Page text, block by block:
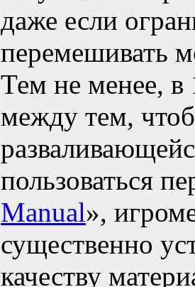
даже если
перемешивать
Тем не менее,
между тем,
пользоваться
Manual»,
существенно
качеству